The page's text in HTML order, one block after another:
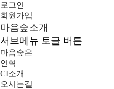
로그인
회원가입
마음숲소개
서브메뉴 토글 버튼
마음숲은
연혁
CI소개
오시는길